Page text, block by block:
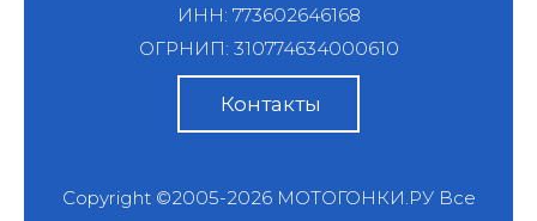
ИНН: 773602646168
ОГРНИП: 310774634000610
Контакты
Copyright ©2005-2026 МОТОГОНКИ.РУВсе